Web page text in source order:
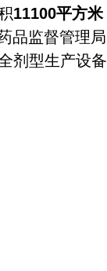
11100平方米
品监督管理
剂型生产设